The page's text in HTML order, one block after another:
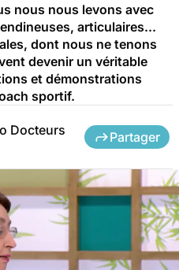
nous nous levons avec
articulaires...
dont nous ne tenons
devenir un véritable
et démonstrations
sportif.
Docteurs Partager